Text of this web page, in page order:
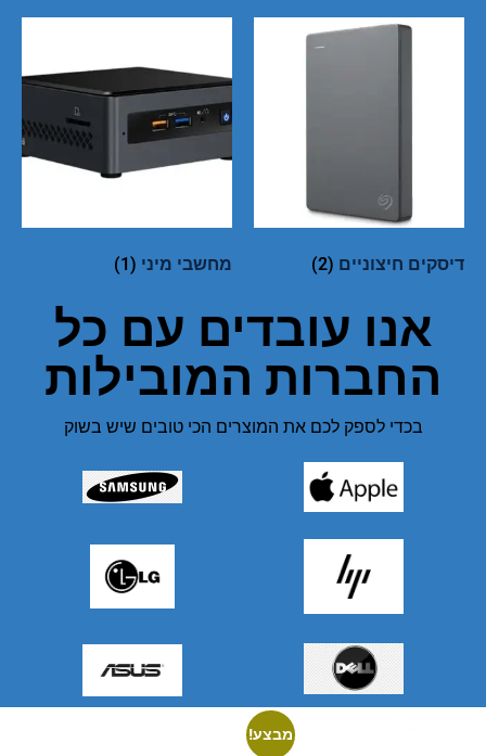
דיסקים חיצוניים (2) מחשבי מיני (1)
אנו עובדים עם כל
החברות המובילות
בכדי לספק לכם את המוצרים הכי טובים שיש בשוק
מבצע!